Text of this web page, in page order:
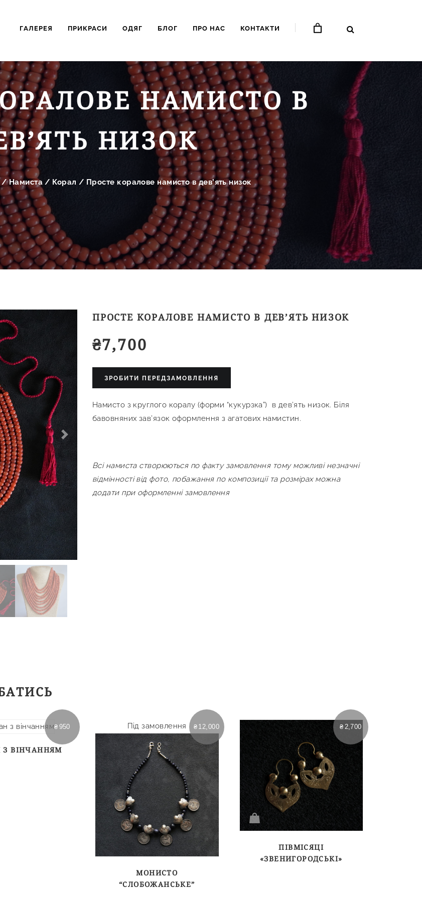
ГАЛЕРЕЯ ПРИКРАСИ ОДЯГ БЛОГ ПРО НАС КОНТАКТИ
НАМИСТО В
НИЗОК
Намиста / Корал / Просте коралове намисто в дев’ять низок
Next
ПРОСТЕ КОРАЛОВЕ НАМИСТО В ДЕВ’ЯТЬ НИЗОК
₴7,700
ЗРОБИТИ ПЕРЕДЗАМОВЛЕННЯ
Намисто з круглого коралу (форми “кукурзка”) в дев’ять низок. Біля
бавовняних зав’язок оформлення з агатових намистин.
Всі намиста створюються по факту замовлення тому можливі незначні
відмінності від фото, побажання по композиції та розмірах можна
додати при оформленні замовлення
₴ 950
ВІНЧАННЯМ
₴ 12,000
Під замовлення
МОНИСТО
“СЛОБОЖАНСЬКЕ”
₴2,700
ПІВМІСЯЦІ
«ЗВЕНИГОРОДСЬКІ»